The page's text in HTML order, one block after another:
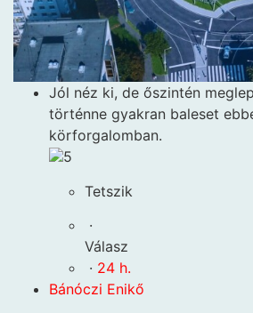
Jól néz ki, de őszintén
történne gyakran baleset
körforgalomban.
5
Tetszik
·
Válasz
· 24 h.
Bánóczi Enikő